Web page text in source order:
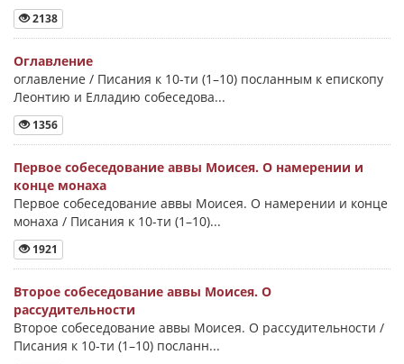
2138
Оглавление
оглавление / Писания к 10-ти (1–10) посланным к епископу
Леонтию и Елладию собеседова...
1356
Первое собеседование аввы Моисея. О намерении и
конце монаха
Первое собеседование аввы Моисея. О намерении и конце
монаха / Писания к 10-ти (1–10)...
1921
Второе собеседование аввы Моисея. О
рассудительности
Второе собеседование аввы Моисея. О рассудительности /
Писания к 10-ти (1–10) посланн...